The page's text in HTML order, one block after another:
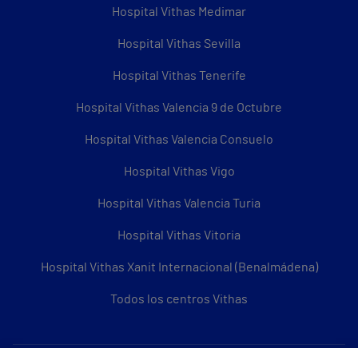
Hospital Vithas Medimar
Hospital Vithas Sevilla
Hospital Vithas Tenerife
Hospital Vithas Valencia 9 de Octubre
Hospital Vithas Valencia Consuelo
Hospital Vithas Vigo
Hospital Vithas Valencia Turia
Hospital Vithas Vitoria
Hospital Vithas Xanit Internacional (Benalmádena)
Todos los centros Vithas